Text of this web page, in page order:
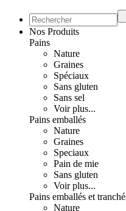
Nos Produits
Pains
Nature
Graines
Spéciaux
Sans gluten
Sans sel
Voir plus...
Pains emballés
Nature
Graines
Speciaux
Pain de mie
Sans gluten
Voir plus...
Pains emballés et
Nature